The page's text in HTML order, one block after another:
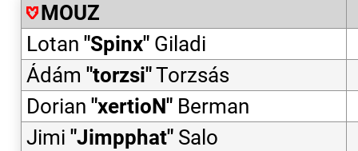
MOUZ
Lotan "Spinx" Giladi
Ádám "torzsi"Torzsás
Dorian "xertioN" Berman
Jimi "Jimpphat" Salo